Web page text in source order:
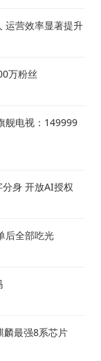
运营效率显著提升
万粉丝
舰电视：149999
身 开放AI授权
后全部吃光
最强8系芯片